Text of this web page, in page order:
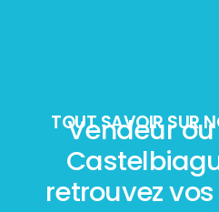
TOUT SAVOIR SUR
Vendeur
retrouvez